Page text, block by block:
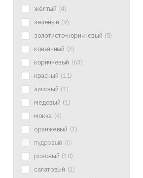
жёлтый (4)
зелёный (9)
золотисто-коричневый (5)
коньячный (3)
коричневый (63)
красный (11)
лиловый (1)
медовый (1)
мокка (4)
оранжевый (1)
пудровый (0)
розовый (10)
салатовый (1)